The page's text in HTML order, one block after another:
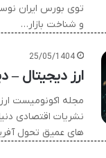
توی بورس ایران
و شناخت بازار…
25/05/1404
ارز دیجیتال
مجله اکونومیست
نشریات اقتصادی
های عمیق تحول